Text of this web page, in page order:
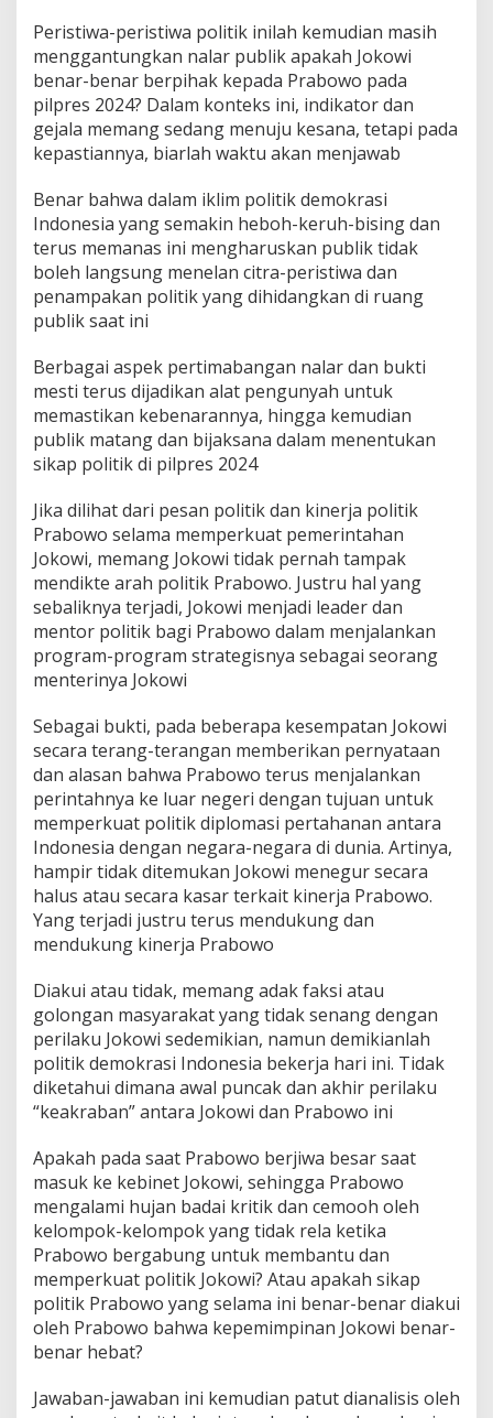
Peristiwa-peristiwa politik inilah kemudian masih
menggantungkan nalar publik apakah Jokowi
benar-benar berpihak kepada Prabowo pada
pilpres 2024? Dalam konteks ini, indikator dan
gejala memang sedang menuju kesana, tetapi pada
kepastiannya, biarlah waktu akan menjawab
Benar bahwa dalam iklim politik demokrasi
Indonesia yang semakin heboh-keruh-bising dan
terus memanas ini mengharuskan publik tidak
boleh langsung menelan citra-peristiwa dan
penampakan politik yang dihidangkan di ruang
publik saat ini
Berbagai aspek pertimabangan nalar dan bukti
mesti terus dijadikan alat pengunyah untuk
memastikan kebenarannya, hingga kemudian
publik matang dan bijaksana dalam menentukan
sikap politik di pilpres 2024
Jika dilihat dari pesan politik dan kinerja politik
Prabowo selama memperkuat pemerintahan
Jokowi, memang Jokowi tidak pernah tampak
mendikte arah politik Prabowo. Justru hal yang
sebaliknya terjadi, Jokowi menjadi leader dan
mentor politik bagi Prabowo dalam menjalankan
program-program strategisnya sebagai seorang
menterinya Jokowi
Sebagai bukti, pada beberapa kesempatan Jokowi
secara terang-terangan memberikan pernyataan
dan alasan bahwa Prabowo terus menjalankan
perintahnya ke luar negeri dengan tujuan untuk
memperkuat politik diplomasi pertahanan antara
Indonesia dengan negara-negara di dunia. Artinya,
hampir tidak ditemukan Jokowi menegur secara
halus atau secara kasar terkait kinerja Prabowo.
Yang terjadi justru terus mendukung dan
mendukung kinerja Prabowo
Diakui atau tidak, memang adak faksi atau
golongan masyarakat yang tidak senang dengan
perilaku Jokowi sedemikian, namun demikianlah
politik demokrasi Indonesia bekerja hari ini. Tidak
diketahui dimana awal puncak dan akhir perilaku
“keakraban” antara Jokowi dan Prabowo ini
Apakah pada saat Prabowo berjiwa besar saat
masuk ke kebinet Jokowi, sehingga Prabowo
mengalami hujan badai kritik dan cemooh oleh
kelompok-kelompok yang tidak rela ketika
Prabowo bergabung untuk membantu dan
memperkuat politik Jokowi? Atau apakah sikap
politik Prabowo yang selama ini benar-benar diakui
oleh Prabowo bahwa kepemimpinan Jokowi benar-
benar hebat?
Jawaban-jawaban ini kemudian patut dianalisis oleh